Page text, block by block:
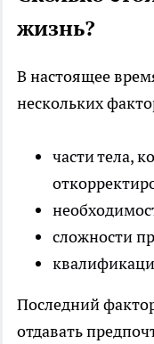
жизнь?
В настоящее
нескольких
части тела,
сложности
Последний
отдавать